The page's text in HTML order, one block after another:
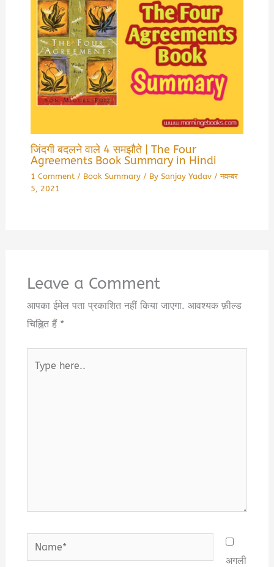
जिंदगी बदलने वाले 4 समझौते | The Four
Agreements Book Summary in Hindi
1 Comment / Book Summary/ By Sanjay Yadav /नवम्बर
5, 2021
Leave a Comment
आपका ईमेल पता प्रकाशित नहीं किया जाएगा. आवश्यक फ़ील्ड
चिह्नित हैं *
here..
Name*
अगली